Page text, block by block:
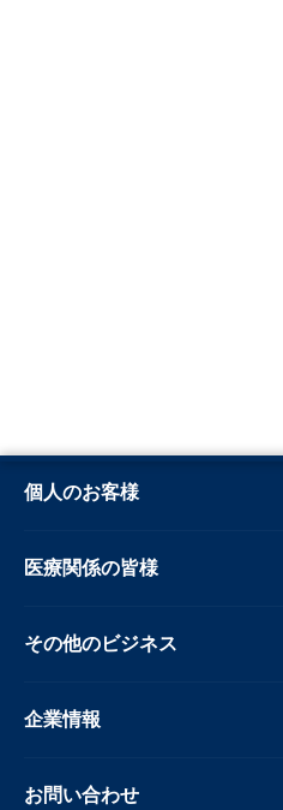
個人のお客様
医療関係の皆様
その他のビジネス
企業情報
お問い合わせ